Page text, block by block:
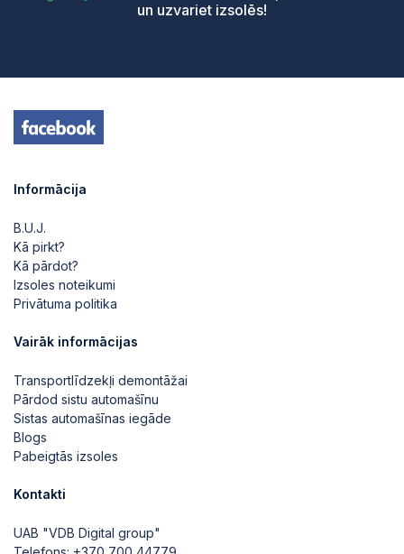
un uzvariet izsolēs!
Informācija
B.U.J.
Kā pirkt?
Kā pārdot?
Izsoles noteikumi
Privātuma politika
Vairāk informācijas
Transportlīdzekļi demontāžai
Pārdod sistu automašīnu
Sistas automašīnas iegāde
Blogs
Pabeigtās izsoles
Kontakti
UAB "VDB Digital group"